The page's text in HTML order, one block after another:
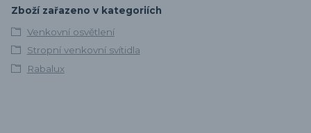
Zboží zařazeno v kategoriích
Venkovní osvětlení
Stropní venkovní svítidla
Rabalux